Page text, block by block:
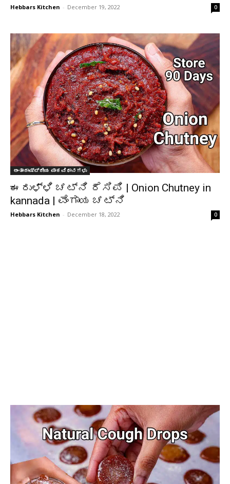
Hebbars Kitchen - December 19, 2022 0
ಅಂತಾರಾಷ್ಟ್ರೀಯ ಪಾಕವಿಧಾನಗಳು
ಈರುಳ್ಳಿ ಚಟ್ನಿ ರೆಸಿಪಿ | Onion Chutney in
kannada | ವೆಂಗಾಯ ಚಟ್ನಿ
Hebbars Kitchen - December 18, 2022 0